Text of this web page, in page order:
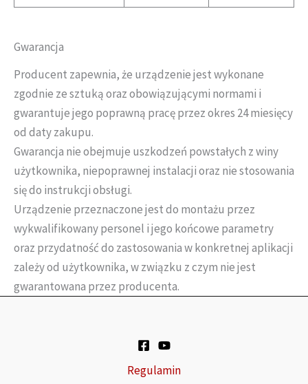
Gwarancja
Producent zapewnia, że urządzenie jest wykonane
zgodnie ze sztuką oraz obowiązującymi normami i
gwarantuje jego poprawną pracę przez okres 24 miesięcy
od daty zakupu.
Gwarancja nie obejmuje uszkodzeń powstałych z winy
użytkownika, niepoprawnej instalacji oraz nie stosowania
się do instrukcji obsługi.
Urządzenie przeznaczone jest do montażu przez
wykwalifikowany personel i jego końcowe parametry
oraz przydatność do zastosowania w konkretnej aplikacji
zależy od użytkownika, w związku z czym nie jest
gwarantowana przez producenta.
Regulamin